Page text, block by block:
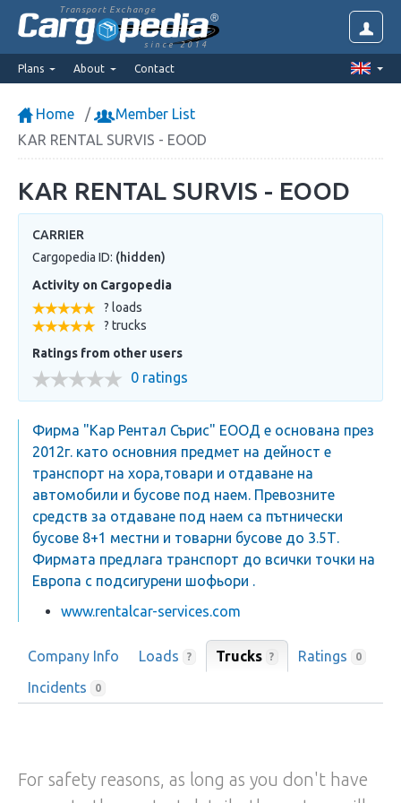
Transport Exchange
since 2014
Plans About Contact
Home
Member List
KAR RENTAL SURVIS - EOOD
KAR RENTAL SURVIS - EOOD
CARRIER
Cargopedia ID: (hidden)
Activity on Cargopedia
? loads
? trucks
Ratings from other users
0 ratings
Фирма "Кар Рентал Сърис" ЕООД е основана през
2012г. като основния предмет на дейност е
транспорт на хора,товари и отдаване на
автомобили и бусове под наем. Превозните
средств за отдаване под наем са пътнически
бусове 8+1 местни и товарни бусове до 3.5Т.
Фирмата предлага транспорт до всички точки на
Европа с подсигурени шофьори .
www.rentalcar-services.com
Company Info Loads ? Trucks ? Ratings 0
Incidents 0
For safety reasons, as long as you don't have